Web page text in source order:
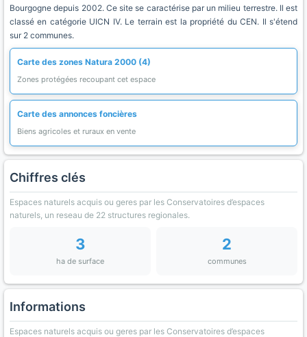
Bourgogne depuis 2002. Ce site se caractérise par un milieu terrestre. Il est
classé en catégorie UICN IV. Le terrain est la propriété du CEN. Il s'étend
sur 2 communes.
Carte des zones Natura 2000 (4)
Zones protégées recoupant cet espace
Carte des annonces foncières
Biens agricoles et ruraux en vente
Chiffres clés
Espaces naturels acquis ou geres par les Conservatoires d’espaces
naturels, un reseau de 22 structures regionales.
3
ha de surface
2
communes
Informations
Espaces naturels acquis ou geres par les Conservatoires d’espaces